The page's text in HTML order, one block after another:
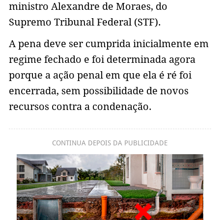
ministro Alexandre de Moraes, do
Supremo Tribunal Federal (STF).
A pena deve ser cumprida inicialmente em
regime fechado e foi determinada agora
porque a ação penal em que ela é ré foi
encerrada, sem possibilidade de novos
recursos contra a condenação.
CONTINUA DEPOIS DA PUBLICIDADE